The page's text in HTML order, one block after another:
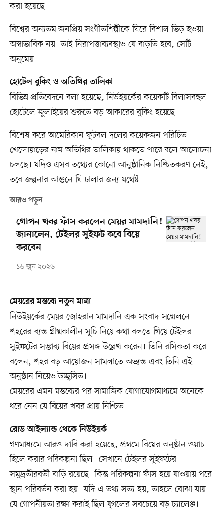
করা হয়েছে।
বিশ্বের অন্যতম জনপ্রিয় সংগীতশিল্পীকে ঘিরে বিশাল ভিড় হওয়া
অস্বাভাবিক নয়। তাই নিরাপত্তাব্যবস্থাও যে বাড়তি হবে, সেটি
অনুমেয়।
হোটেল বুকিং ও অতিথির তালিকা
বিভিন্ন প্রতিবেদনে বলা হয়েছে, নিউইয়র্কের কয়েকটি বিলাসবহুল
হোটেলে জুলাইয়ের শুরুতে বড় আকারের বুকিং হয়েছে।
বিশেষ করে আমেরিকান ফুটবল দলের কয়েকজন পরিচিত
খেলোয়াড়ের নাম অতিথির তালিকায় থাকতে পারে বলে আলোচনা
চলছে। যদিও এসব তথ্যের কোনো আনুষ্ঠানিক নিশ্চিতকরণ নেই,
তবে জল্পনার আগুনে ঘি ঢালার জন্য যথেষ্ট।
আরও পড়ুন
গোপন খবর ফাঁস করলেন মেয়র মামদানি!
জানালেন, টেইলর সুইফট কবে বিয়ে
করবেন
১৬ জুন ২০২৬
মেয়রের মন্তব্যে নতুন মাত্রা
নিউইয়র্কের মেয়র জোহরান মামদানি এক সংবাদ সম্মেলনে
শহরের ব্যস্ত গ্রীষ্মকালীন সূচি নিয়ে কথা বলতে গিয়ে টেইলর
সুইফটের সম্ভাব্য বিয়ের প্রসঙ্গ উল্লেখ করেন। তিনি রসিকতা করে
বলেন, শহর বড় আয়োজন সামলাতে অভ্যস্ত এবং তিনি এই
অনুষ্ঠান নিয়েও উচ্ছ্বসিত।
মেয়রের এমন মন্তব্যের পর সামাজিক যোগাযোগমাধ্যমে অনেকে
ধরে নেন যে বিয়ের খবর প্রায় নিশ্চিত।
রোড আইল্যান্ড থেকে নিউইয়র্ক
গণমাধ্যমে আরও দাবি করা হয়েছে, প্রথমে বিয়ের অনুষ্ঠান ওয়াচ
হিলে করার পরিকল্পনা ছিল। সেখানে টেইলর সুইফটের
সমুদ্রতীরবর্তী বাড়ি রয়েছে। কিন্তু পরিকল্পনা ফাঁস হয়ে যাওয়ায় পরে
স্থান পরিবর্তন করা হয়। যদি এ তথ্য সত্য হয়, তাহলে বোঝা যায়
যে গোপনীয়তা রক্ষা করাই ছিল যুগলের সবচেয়ে বড় চ্যালেঞ্জ।